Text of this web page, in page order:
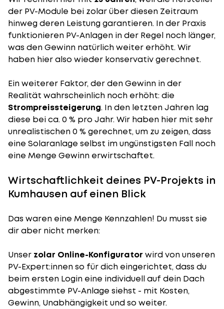
der PV-Module bei zolar über diesen Zeitraum
hinweg deren Leistung garantieren. In der Praxis
funktionieren PV-Anlagen in der Regel noch länger,
was den Gewinn natürlich weiter erhöht. Wir
haben hier also wieder konservativ gerechnet.
Ein weiterer Faktor, der den Gewinn in der
Realität wahrscheinlich noch erhöht: die
Strompreissteigerung. In den letzten Jahren lag
diese bei ca. 0 % pro Jahr. Wir haben hier mit sehr
unrealistischen 0 % gerechnet, um zu zeigen, dass
eine Solaranlage selbst im ungünstigsten Fall noch
eine Menge Gewinn erwirtschaftet.
Wirtschaftlichkeit deines PV-Projekts in
Kumhausen auf einen Blick
Das waren eine Menge Kennzahlen! Du musst sie
dir aber nicht merken:
Unser zolar Online-Konfigurator wird von unseren
PV-Expert:innen so für dich eingerichtet, dass du
beim ersten Login eine individuell auf dein Dach
abgestimmte PV-Anlage siehst - mit Kosten,
Gewinn, Unabhängigkeit und so weiter.